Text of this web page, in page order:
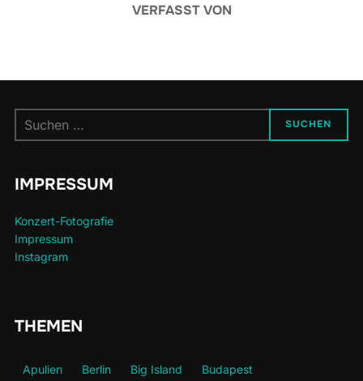
VERFASST VON
nach:
SUCHEN
IMPRESSUM
Konzert-Fotografie
Impressum
Instagram
THEMEN
Apulien Berlin Big Island
Budapest